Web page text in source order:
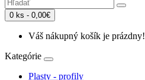
0 ks - 0,00€
Váš nákupný košík je prázdny!
Kategórie
Plasty - profily